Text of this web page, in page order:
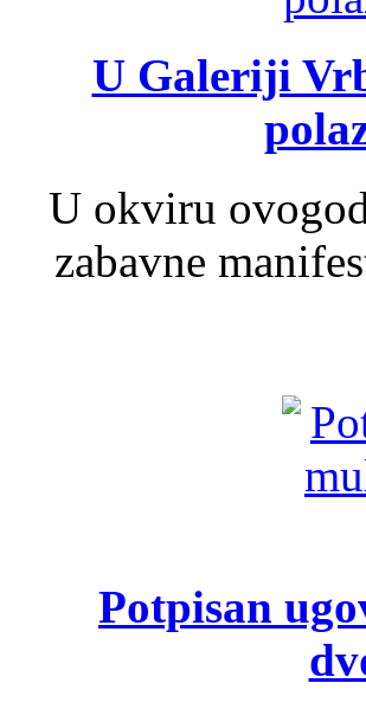
U Galeriji
U okviru
zabavne
Potpisan